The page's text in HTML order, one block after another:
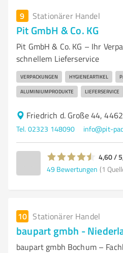
9 Stationärer Handel
Pit GmbH & Co. KG
Pit GmbH & Co. KG – Ihr
schnellem Lieferservice
VERPACKUNGEN HYGIENEARTIKEL
ALUMINIUMPRODUKTE LIEFERSERVICE
Friedrich d. Große 44,
Tel. 02323 148090 info@pit-
4,60 /
49 Bewertungen (1
10 Stationärer Handel
baupart gmbh -
baupart gmbh Bochum –